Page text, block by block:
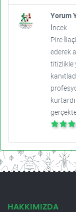
Yorum
İncek
Pire
ederek
titizlikle
HAKKIMIZDA